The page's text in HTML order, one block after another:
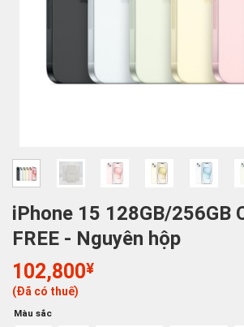
iPhone 15 128GB/256GB
FREE - Nguyên hộp
102,800¥
(Đã có thuế)
Màu sắc